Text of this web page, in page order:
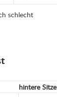
schlecht
hintere Sitze